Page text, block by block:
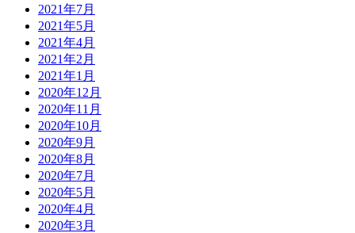
2021年7月
2021年5月
2021年4月
2021年2月
2021年1月
2020年12月
2020年11月
2020年10月
2020年9月
2020年8月
2020年7月
2020年5月
2020年4月
2020年3月